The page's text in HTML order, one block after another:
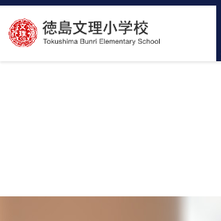
コ
ン
ス